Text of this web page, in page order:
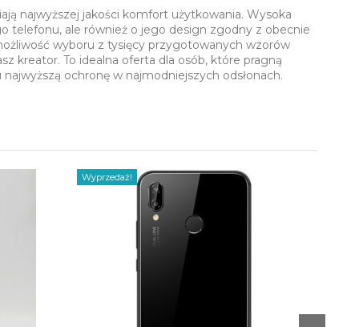
najwyższej jakości komfort użytkowania. Wysoka
telefonu, ale również o jego design zgodny z obecnie
wyboru z tysięcy przygotowanych wzorów
kreator. To idealna oferta dla osób, które pragną
ochronę w najmodniejszych odsłonach.
Wyprzedaż!